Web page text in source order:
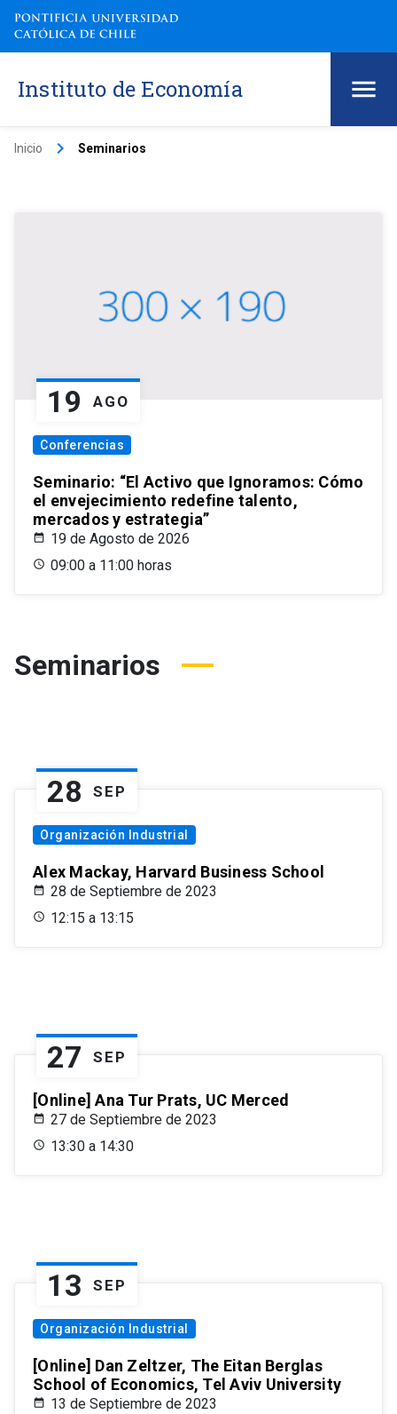
Instituto de Economía
Inicio keyboard_arrow_right Seminarios
19 AGO
Conferencias
Seminario: “El Activo que Ignoramos: Cómo
el envejecimiento redefine talento,
mercados y estrategia”
19 de Agosto de 2026
09:00 a 11:00 horas
Seminarios
28 SEP
Organización Industrial
Alex Mackay, Harvard Business School
28 de Septiembre de 2023
12:15 a 13:15
27 SEP
[Online] Ana Tur Prats, UC Merced
27 de Septiembre de 2023
13:30 a 14:30
13 SEP
Organización Industrial
[Online] Dan Zeltzer, The Eitan Berglas
School of Economics, Tel Aviv University
13 de Septiembre de 2023